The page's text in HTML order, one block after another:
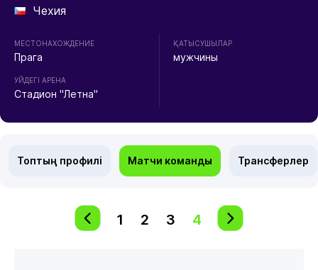
Чехия
МЕСТОНАХОЖДЕНИЕ
Прага
УЙДЕГІ АРЕНА
Стадион "Летна"
ҚАТЫСУШЫЛАР
мужчины
Топтың профилі Матчи команды Трансферлер
1 2 3 4